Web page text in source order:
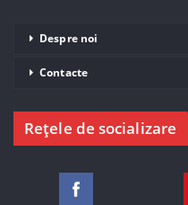
Despre noi
Contacte
Rețele de socializare